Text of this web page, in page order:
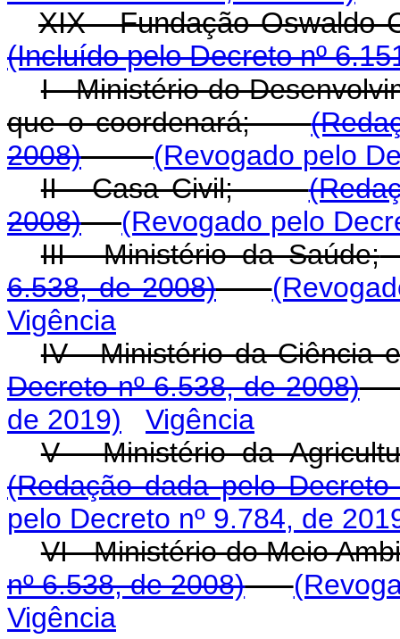
XIX - Fundação
(Incluído pelo Decreto nº
I - Ministério do
que o coordenará;
2008)
(Revogado pelo
II - Casa Civil;
2008)
(Revogado pelo
III - Ministério da Saúde;
6.538, de 2008)
Vigência
IV - Ministério da
Decreto nº 6.538, de 2008)
de 2019)
Vigência
V - Ministério da
(Redação dada pelo
pelo Decreto nº 9.784, de
VI - Ministério do Meio
nº 6.538, de 2008)
Vigência